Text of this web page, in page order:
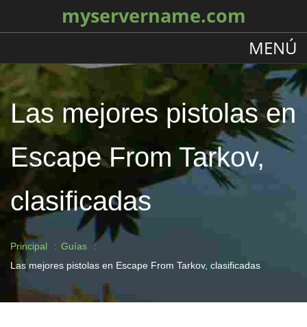
myservername.com
MENÚ
Las mejores pistolas en
Escape From Tarkov,
clasificadas
Principal
Guías
Las mejores pistolas en Escape From Tarkov, clasificadas